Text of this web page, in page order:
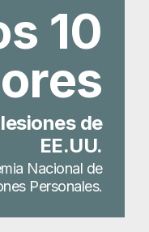
10
de
EE.UU.
Nacional de
Personales.